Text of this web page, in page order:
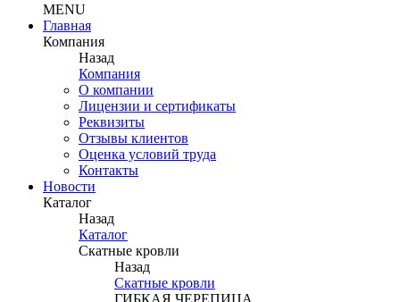
MENU
Главная
Компания
Назад
Компания
О компании
Лицензии и сертификаты
Реквизиты
Отзывы клиентов
Оценка условий труда
Контакты
Новости
Каталог
Назад
Каталог
Скатные кровли
Назад
Скатные кровли
ГИБКАЯ ЧЕРЕПИЦА